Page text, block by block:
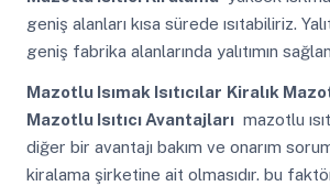
geniş alanları kısa sürede ısıtabiliriz.
geniş fabrika alanlarında yalıtımın
Mazotlu Isımak Isıtıcılar Kiralık
Mazotlu Isıtıcı Avantajlarımazotlu
diğer bir avantajı bakım ve onarım
kiralama şirketine ait olmasıdır. bu